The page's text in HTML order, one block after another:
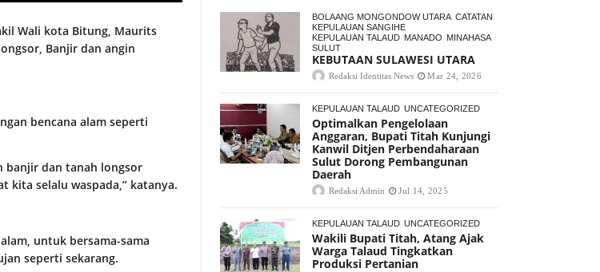
Wali kota Bitung, Maurits
Banjir dan angin
bencana alam seperti
banjir dan tanah longsor
kita selalu waspada,” katanya.
untuk bersama-sama
seperti sekarang.
BOLAANG MONGONDOW UTARA CATATAN
KEPULAUAN SANGIHE
KEPULAUAN TALAUD MANADO MINAHASA
SULUT
KEBUTAAN SULAWESI UTARA
Redaksi Identitas News Mar 24, 2026
KEPULAUAN TALAUD UNCATEGORIZED
Optimalkan Pengelolaan
Anggaran, Bupati Titah Kunjungi
Kanwil Ditjen Perbendaharaan
Sulut Dorong Pembangunan
Daerah
Redaksi Admin Jul 14, 2025
KEPULAUAN TALAUD UNCATEGORIZED
Wakili Bupati Titah, Atang Ajak
Warga Talaud Tingkatkan
Produksi Pertanian